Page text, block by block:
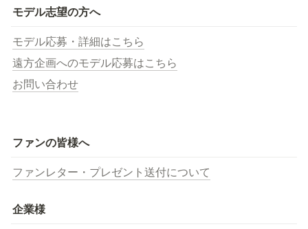
モデル志望の方へ
モデル応募・詳細はこちら
遠方企画へのモデル応募はこちら
お問い合わせ
ファンの皆様へ
ファンレター・プレゼント送付について
企業様